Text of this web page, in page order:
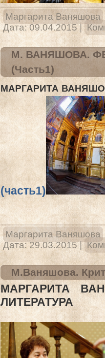
Маргарита Ваняшова
Дата: 09.04.2015 |
М. ВАНЯШОВА.
(Часть1)
МАРГАРИТА
(часть1)
Маргарита Ваняшова
Дата: 29.03.2015 |
М.Ваняшова.
МАРГАРИТА
ЛИТЕРАТУРА